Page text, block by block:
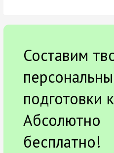
Составим
подготовки
Абсолютно
бесплатно!